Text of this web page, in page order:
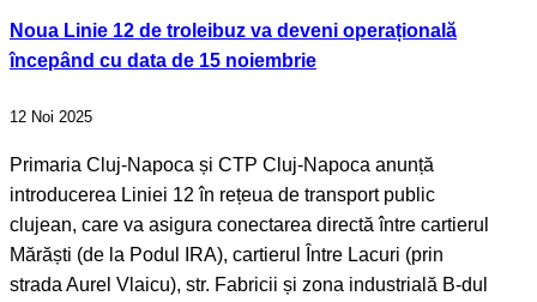
Noua Linie 12 de troleibuz va deveni operațională
începând cu data de 15 noiembrie
12 Noi 2025
Primaria Cluj-Napoca și CTP Cluj-Napoca anunță
introducerea Liniei 12 în rețeua de transport public
clujean, care va asigura conectarea directă între cartierul
Mărăști (de la Podul IRA), cartierul Între Lacuri (prin
strada Aurel Vlaicu), str. Fabricii și zona industrială B-dul